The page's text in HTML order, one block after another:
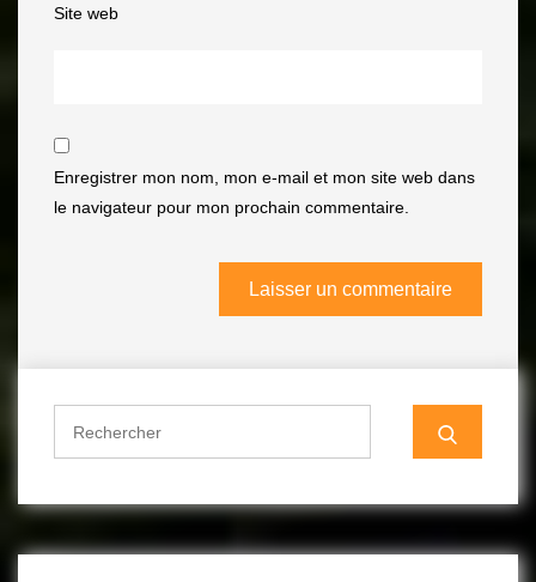
Site web
Enregistrer mon nom, mon e-mail et mon site web dans
le navigateur pour mon prochain commentaire.